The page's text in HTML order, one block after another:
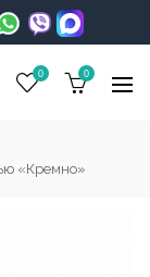
0 0
«Кремно»